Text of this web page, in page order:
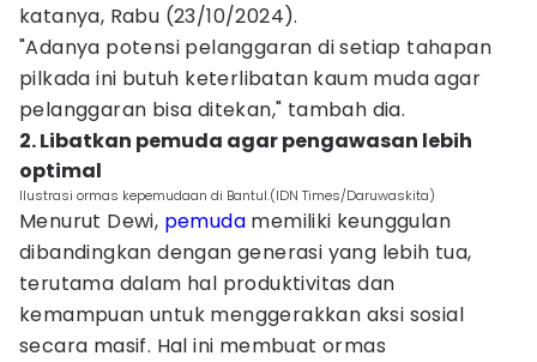
katanya, Rabu (23/10/2024).
"Adanya potensi pelanggaran di setiap tahapan
pilkada ini butuh keterlibatan kaum muda agar
pelanggaran bisa ditekan," tambah dia.
2. Libatkan pemuda agar pengawasan lebih
optimal
Ilustrasi ormas kepemudaan di Bantul.(IDN Times/Daruwaskita)
Menurut Dewi, pemuda memiliki keunggulan
dibandingkan dengan generasi yang lebih tua,
terutama dalam hal produktivitas dan
kemampuan untuk menggerakkan aksi sosial
secara masif. Hal ini membuat ormas